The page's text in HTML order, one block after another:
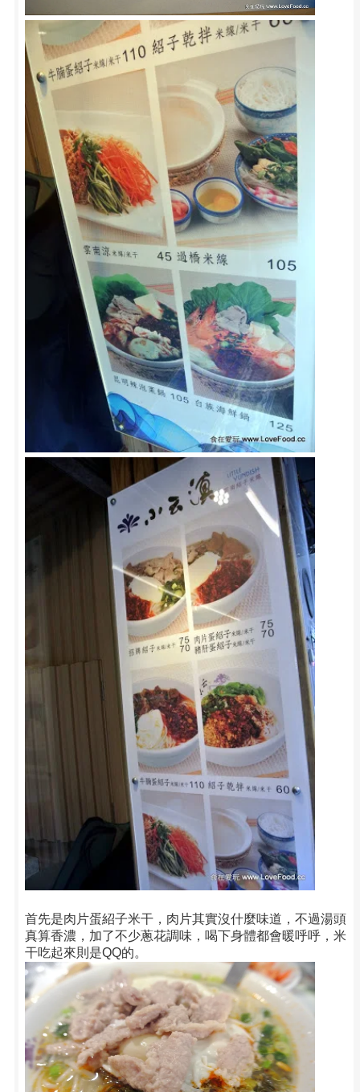
首先是肉片蛋紹子米干，肉片其實沒什麼味道，不過湯頭
真算香濃，加了不少蔥花調味，喝下身體都會暖呼呼，米
干吃起來則是QQ的。